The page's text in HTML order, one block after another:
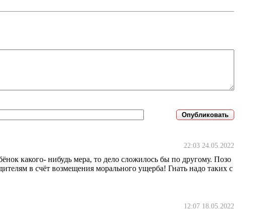
22:03 24.05.2022
какого- нибудь мера, то дело сложилось бы по другому. Позо
в счёт возмещения морального ущерба! Гнать надо таких с
12:07 18.05.2022